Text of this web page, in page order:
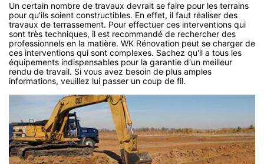
Un certain nombre de travaux devrait se faire pour les terrains
pour qu'ils soient constructibles. En effet, il faut réaliser des
travaux de terrassement. Pour effectuer ces interventions qui
sont très techniques, il est recommandé de rechercher des
professionnels en la matière. WK Rénovation peut se charger de
ces interventions qui sont complexes. Sachez qu'il a tous les
équipements indispensables pour la garantie d'un meilleur
rendu de travail. Si vous avez besoin de plus amples
informations, veuillez lui passer un coup de fil.